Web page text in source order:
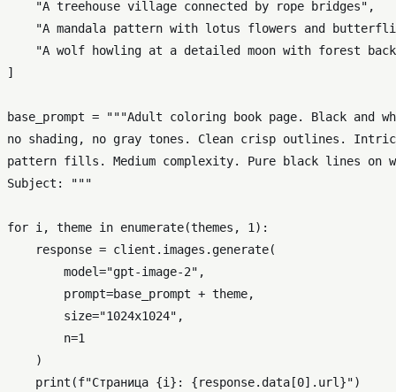
"A treehouse village connected by rope bridges" ,
"A mandala pattern with lotus flowers and
"A wolf howling at a detailed moon with forest
]
base_prompt =
"""Adult coloring book page. Black
no shading, no gray tones. Clean crisp outlines.
pattern fills. Medium complexity. Pure black lines on
Subject: """
for i, theme in enumerate(themes, 1 ):
    response = client.images.generate(
        model=
"gpt-image-2" ,
        prompt=base_prompt + theme,
        size=
"1024x1024" ,
        n=
1
    )
print (f"Страница {i} : {response.data[0].url}"